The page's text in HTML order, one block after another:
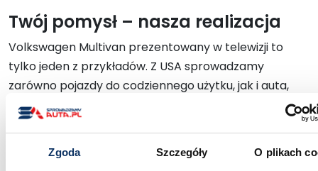
Zgoda Szczegóły O plikach
Twój pomysł – nasza realizacja
Volkswagen Multivan prezentowany w telewizji to
tylko jeden z przykładów. Z USA sprowadzamy
zarówno pojazdy do codziennego użytku, jak i auta,
które później przechodzą duże zmiany. Każdy klient
ma inne potrzeby: jedni chcą mocnego SUV-a, inni
My pomagamy znaleźć właściwy egzemplarz i